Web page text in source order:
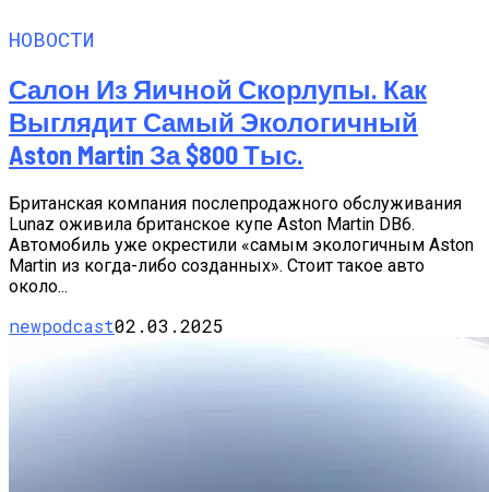
НОВОСТИ
Салон Из Яичной Скорлупы. Как
Выглядит Самый Экологичный
Aston Martin За $800 Тыс.
Британская компания послепродажного обслуживания
Lunaz оживила британское купе Aston Martin DB6.
Автомобиль уже окрестили «самым экологичным Aston
Martin из когда-либо созданных». Стоит такое авто
около...
newpodcast02.03.2025